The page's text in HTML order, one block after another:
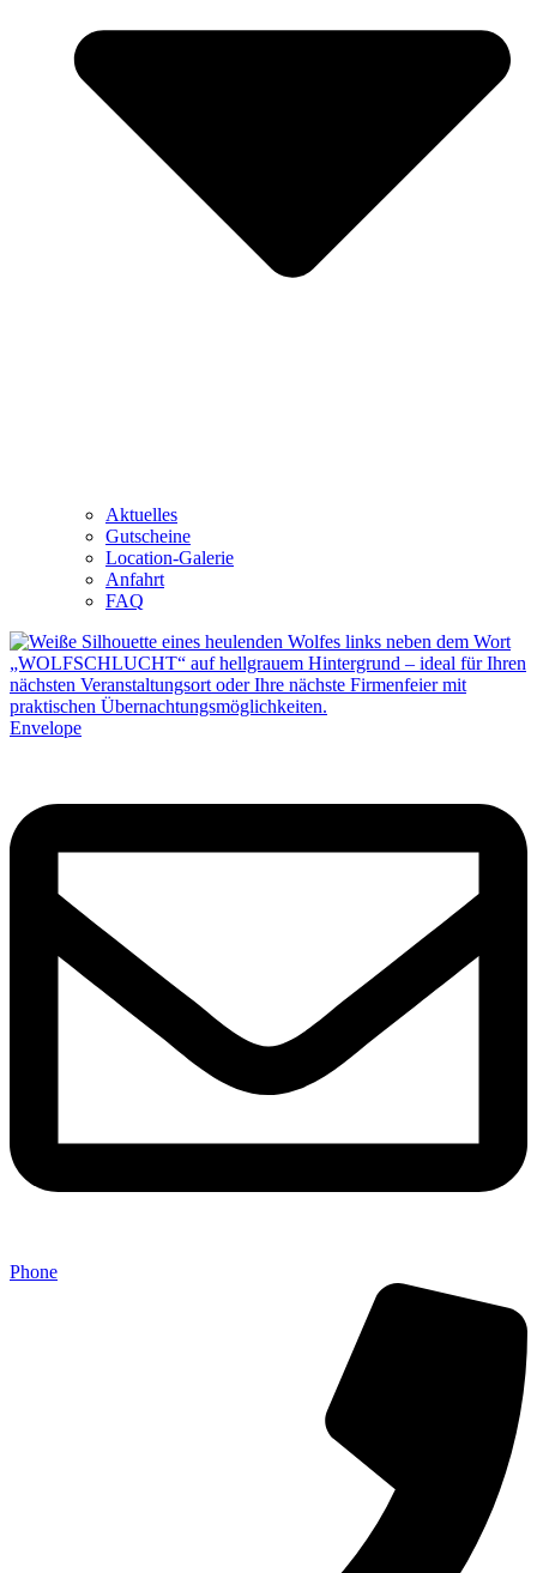
Aktuelles
Gutscheine
Location-Galerie
Anfahrt
FAQ
Envelope
Phone